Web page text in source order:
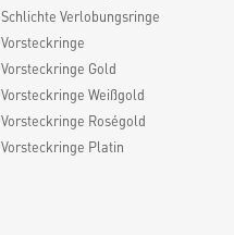
Schlichte Verlobungsringe
Vorsteckringe
Vorsteckringe Gold
Vorsteckringe Weißgold
Vorsteckringe Roségold
Vorsteckringe Platin